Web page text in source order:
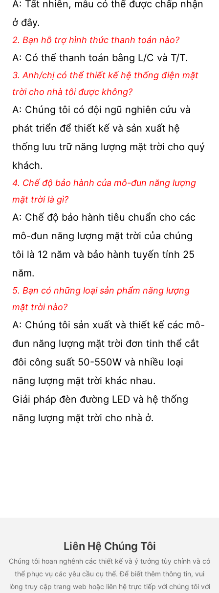
A: Tất nhiên, mẫu có thể được chấp nhận
ở đây.
2. Bạn hỗ trợ hình thức thanh toán nào?
A: Có thể thanh toán bằng L/C và T/T.
3. Anh/chị có thể thiết kế hệ thống điện mặt
trời cho nhà tôi được không?
A: Chúng tôi có đội ngũ nghiên cứu và
phát triển để thiết kế và sản xuất hệ
thống lưu trữ năng lượng mặt trời cho quý
khách.
4. Chế độ bảo hành của mô-đun năng lượng
mặt trời là gì?
A: Chế độ bảo hành tiêu chuẩn cho các
mô-đun năng lượng mặt trời của chúng
tôi là 12 năm và bảo hành tuyến tính 25
năm.
5. Bạn có những loại sản phẩm năng lượng
mặt trời nào?
A: Chúng tôi sản xuất và thiết kế các mô-
đun năng lượng mặt trời đơn tinh thể cắt
đôi công suất 50-550W và nhiều loại
năng lượng mặt trời khác nhau.
Giải pháp đèn đường LED và hệ thống
năng lượng mặt trời cho nhà ở.
Liên Hệ Chúng Tôi
Chúng tôi hoan nghênh các thiết kế và ý tưởng tùy chỉnh và có
thể phục vụ các yêu cầu cụ thể. Để biết thêm thông tin, vui
lòng truy cập trang web hoặc liên hệ trực tiếp với chúng tôi với